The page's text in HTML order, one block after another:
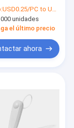
etiqueta de
blanco,
de
USD0.25/PC to USD0.5/PC
unidades
el último precio
ahora